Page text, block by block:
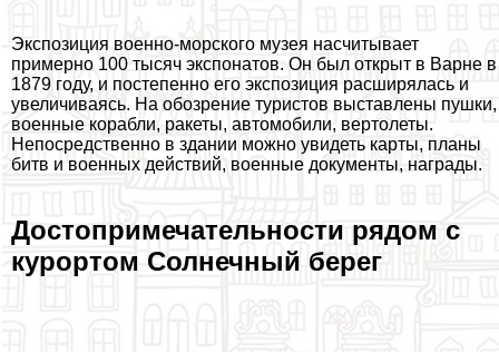
Экспозиция военно-морского музея насчитывает
примерно 100 тысяч экспонатов. Он был открыт в Варне в
1879 году, и постепенно его экспозиция расширялась и
увеличиваясь. На обозрение туристов выставлены пушки,
военные корабли, paкеты, автомобили, вертолеты.
Непосредственно в здании можно увидеть карты, планы
битв и военных действий, военные документы, награды.
Достопримечательности рядом с
курортом Солнечный берег